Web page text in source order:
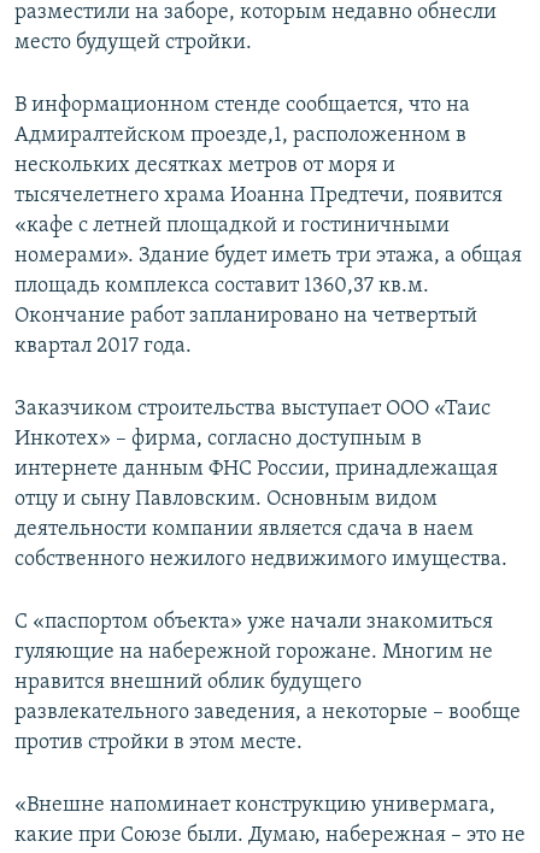
разместили на заборе, которым недавно обнесли
место будущей стройки.
В информационном стенде сообщается, что на
Адмиралтейском проезде,1, расположенном в
нескольких десятках метров от моря и
тысячелетнего храма Иоанна Предтечи, появится
«кафе с летней площадкой и гостиничными
номерами». Здание будет иметь три этажа, а общая
площадь комплекса составит 1360,37 кв.м.
Окончание работ запланировано на четвертый
квартал 2017 года.
Заказчиком строительства выступает ООО «Таис
Инкотех» – фирма, согласно доступным в
интернете данным ФНС России, принадлежащая
отцу и сыну Павловским. Основным видом
деятельности компании является сдача в наем
собственного нежилого недвижимого имущества.
С «паспортом объекта» уже начали знакомиться
гуляющие на набережной горожане. Многим не
нравится внешний облик будущего
развлекательного заведения, а некоторые – вообще
против стройки в этом месте.
«Внешне напоминает конструкцию универмага,
какие при Союзе были. Думаю, набережная – это не